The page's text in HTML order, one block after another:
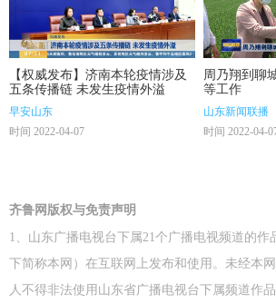
【权威发布】济南本轮疫情涉及
五条传播链 未发生疫情外溢
早安山东
时间 2022-04-07
周乃翔到聊
等工作
山东新闻联播
时间 2022-04-
齐鲁网版权与免责声明
1、山东广播电视台下属21个广播电视频道的作
下简称本网）在互联网上发布和使用。未经本
人不得非法使用山东省广播电视台下属频道作